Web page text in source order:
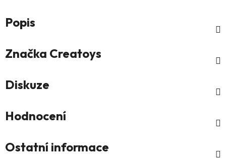
Popis
Značka Creatoys
Diskuze
Hodnocení
Ostatní informace